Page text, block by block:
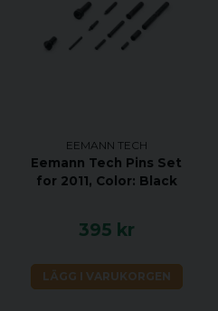
EEMANN TECH
Eemann Tech Pins Set
for 2011, Color: Black
395 kr
LÄGG I VARUKORGEN